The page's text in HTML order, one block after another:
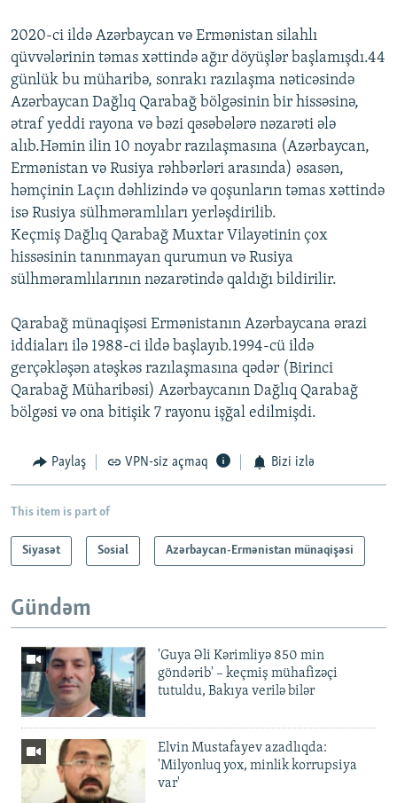
2020-ci ildə Azərbaycan və Ermənistan silahlı
qüvvələrinin təmas xəttində ağır döyüşlər başlamışdı.44
günlük bu müharibə, sonrakı razılaşma nəticəsində
Azərbaycan Dağlıq Qarabağ bölgəsinin bir hissəsinə,
ətraf yeddi rayona və bəzi qəsəbələrə nəzarəti ələ
alıb.Həmin ilin 10 noyabr razılaşmasına (Azərbaycan,
Ermənistan və Rusiya rəhbərləri arasında) əsasən,
həmçinin Laçın dəhlizində və qoşunların təmas xəttində
isə Rusiya sülhməramlıları yerləşdirilib.
Keçmiş Dağlıq Qarabağ Muxtar Vilayətinin çox
hissəsinin tanınmayan qurumun və Rusiya
sülhməramlılarının nəzarətində qaldığı bildirilir.
Qarabağ münaqişəsi Ermənistanın Azərbaycana ərazi
iddiaları ilə 1988-ci ildə başlayıb.1994-cü ildə
gerçəkləşən atəşkəs razılaşmasına qədər (Birinci
Qarabağ Müharibəsi) Azərbaycanın Dağlıq Qarabağ
bölgəsi və ona bitişik 7 rayonu işğal edilmişdi.
Paylaş VPN-siz açmaq Bizi izlə
This item is part of
Siyasət Sosial Azərbaycan-Ermənistan münaqişəsi
Gündəm
'Guya Əli Kərimliyə 850 min
göndərib' – keçmiş mühafizəçi
tutuldu, Bakıya verilə bilər
Elvin Mustafayev azadlıqda:
'Milyonluq yox, minlik korrupsiya
var'